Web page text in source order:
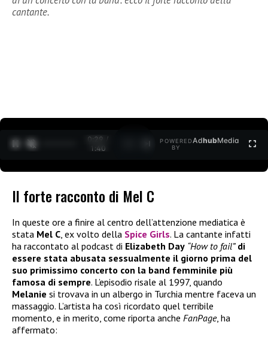
cantante.
0:30 /
1:40
POWERED
BY
AdhubMedia
Il forte racconto di Mel C
In queste ore a finire al centro dell’attenzione mediatica è
stata Mel C, ex volto della Spice Girls. La cantante infatti
ha raccontato al podcast di Elizabeth Day “How to fail” di
essere stata abusata sessualmente il giorno prima del
suo primissimo concerto con la band femminile più
famosa di sempre. L’episodio risale al 1997, quando
Melanie si trovava in un albergo in Turchia mentre faceva un
massaggio. L’artista ha così ricordato quel terribile
momento, e in merito, come riporta anche FanPage, ha
affermato: